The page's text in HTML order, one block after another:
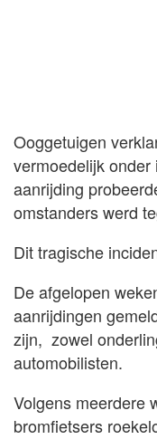
Ooggetuigen
vermoedelijk
aanrijding
omstanders werd
Dit tragische
De afgelopen
aanrijdingen
zijn, zowel
automobilisten.
Volgens meerdere
bromfietsers